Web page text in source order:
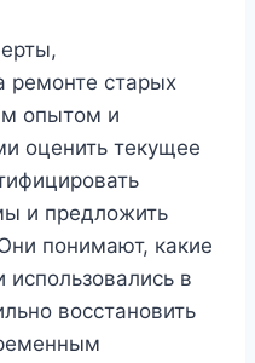
ремонте старых
опытом и
оценить текущее
и предложить
понимают, какие
в
восстановить